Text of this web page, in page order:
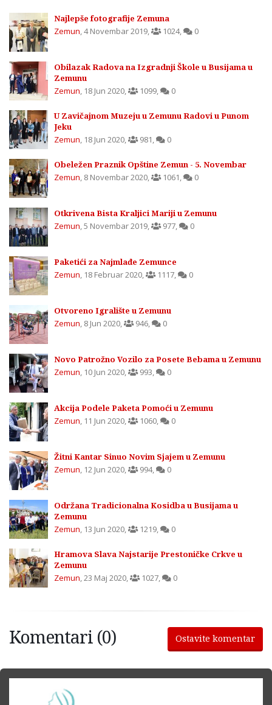
Najlepše fotografije Zemuna
Zemun,4 Novembar 2019, 1024, 0
Obilazak Radova na Izgradnji Škole u Busijama u
Zemunu
Zemun, 18 Jun 2020, 1099, 0
U Zavičajnom Muzeju u Zemunu Radovi u Punom
Jeku
Zemun, 18 Jun 2020, 981, 0
Obeležen Praznik Opštine Zemun - 5. Novembar
Zemun, 8 Novembar 2020, 1061, 0
Otkrivena Bista Kraljici Mariji u Zemunu
Zemun,5 Novembar 2019, 977, 0
Paketići za Najmlađe Zemunce
Zemun, 18 Februar 2020, 1117, 0
Otvoreno Igralište u Zemunu
Zemun, 8 Jun 2020, 946, 0
Novo Patrožno Vozilo za Posete Bebama u Zemunu
Zemun, 10 Jun 2020, 993, 0
Akcija Podele Paketa Pomoći u Zemunu
Zemun, 11 Jun 2020, 1060, 0
Žitni Kantar Sinuo Novim Sjajem u Zemunu
Zemun, 12 Jun 2020, 994, 0
Održana Tradicionalna Kosidba u Busijama u
Zemunu
Zemun, 13 Jun 2020, 1219, 0
Hramova Slava Najstarije Prestoničke Crkve u
Zemunu
Zemun,23 Maj 2020, 1027, 0
Komentari (0) Ostavite komentar